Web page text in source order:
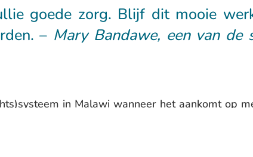
goede zorg. Blijf dit mooie
– Mary Bandawe, een van de
in Malawi wanneer het aankomt op